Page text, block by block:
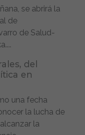
se abrirá la
de
de Salud-
del
en
una fecha
la lucha de
la